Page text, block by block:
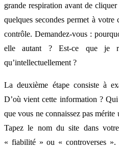
grande respiration avant de
quelques secondes permet à
contrôle. Demandez-vous :
elle autant ? Est-ce que je
qu’intellectuellement ?
La deuxième étape consiste à
D’où vient cette information ?
que vous ne connaissez pas
Tapez le nom du site dans
« fiabilité » ou « controverses ».